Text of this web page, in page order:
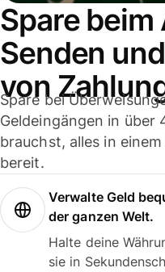
Spare
Senden
von
Spare bei
Geldeingängen in über
brauchst, alles in
bereit.
Verwalte Geld
der ganzen Welt.
Halte deine
sie in